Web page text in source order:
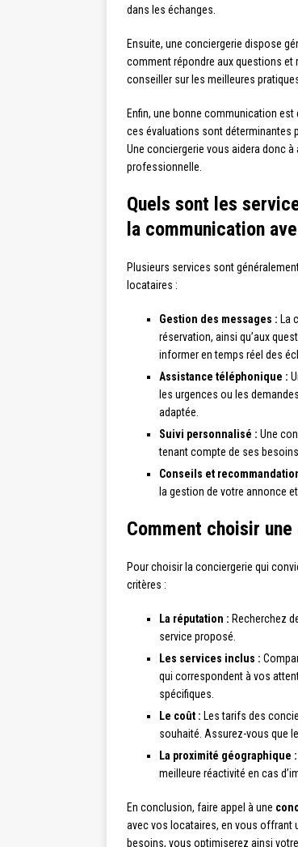
dans les échanges.
Ensuite, une conciergerie dispose
comment répondre aux questions et
conseiller sur les meilleures
Enfin, une bonne communication
ces évaluations sont déterminantes
Une conciergerie vous aidera donc
professionnelle.
Quels sont les
la communication
Plusieurs services sont
locataires :
Gestion des messages : La
réservation, ainsi qu’aux
informer en temps réel des
Assistance téléphonique :
les urgences ou les
adaptée.
Suivi personnalisé : Une
tenant compte de ses
Conseils et
la gestion de votre annonce
Comment choisir
Pour choisir la conciergerie qui
critères :
La réputation : Recherchez
service proposé.
Les services inclus :
qui correspondent à vos
spécifiques.
Le coût : Les tarifs des
souhaité. Assurez-vous que
La proximité géographique :
meilleure réactivité en cas
En conclusion, faire appel à une
avec vos locataires, en vous offrant
besoins, vous optimiserez ainsi